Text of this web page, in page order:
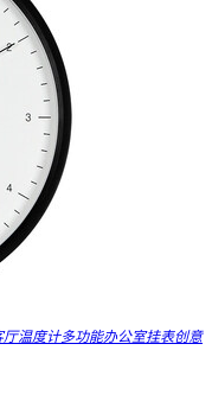
温度计多功能办公室挂表创意